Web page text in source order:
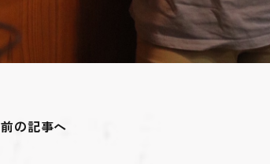
前の記事へ